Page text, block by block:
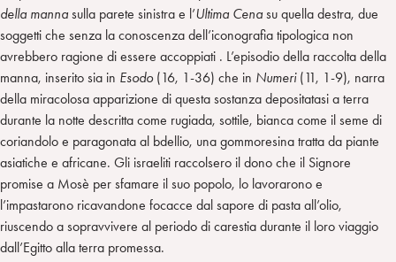
della mannasulla parete sinistra e l’Ultima Cenasu quella destra, due
soggetti che senza la conoscenza dell’iconografia tipologica non
avrebbero ragione di essere accoppiati . L’episodio della raccolta della
manna, inserito sia in Esodo(16, 1-36) che in Numeri(11, 1-9), narra
della miracolosa apparizione di questa sostanza depositatasi a terra
durante la notte descritta come rugiada, sottile, bianca come il seme di
coriandolo e paragonata al bdellio, una gommoresina tratta da piante
asiatiche e africane. Gli israeliti raccolsero il dono che il Signore
promise a Mosè per sfamare il suo popolo, lo lavorarono e
l’impastarono ricavandone focacce dal sapore di pasta all’olio,
riuscendo a sopravvivere al periodo di carestia durante il loro viaggio
dall’Egitto alla terra promessa.